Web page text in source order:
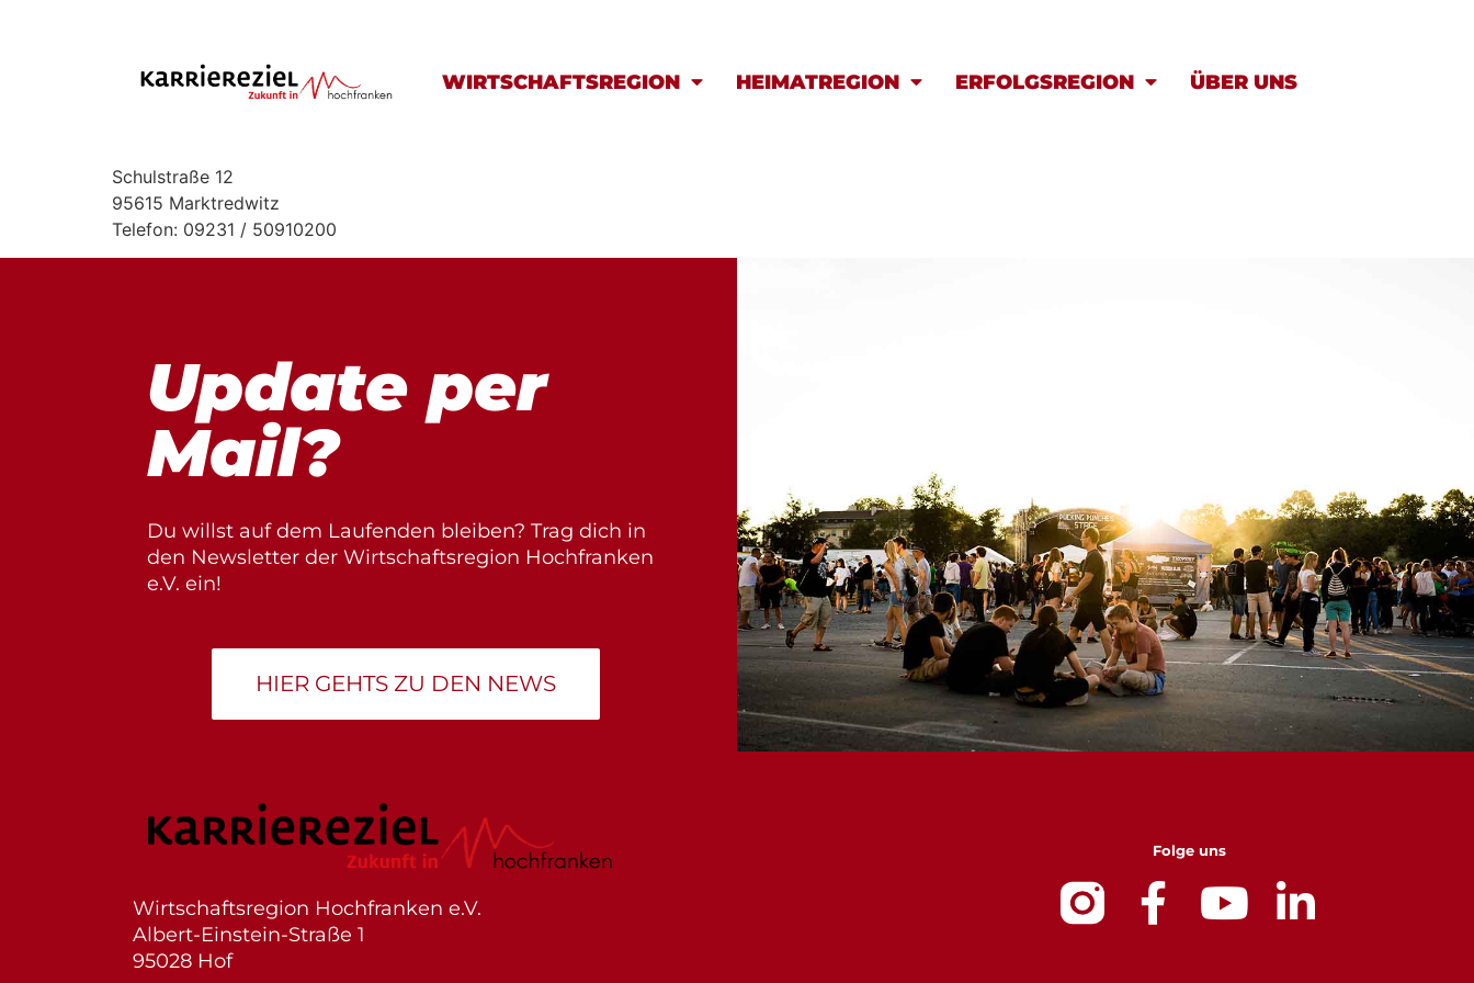
WIRTSCHAFTSREGION HEIMATREGION ERFOLGSREGION ÜBER UNS
Schulstraße 12
95615 Marktredwitz
Telefon: 09231 / 50910200
Update per
Mail?
Du willst auf dem Laufenden bleiben? Trag dich in
den Newsletter der Wirtschaftsregion Hochfranken
e.V. ein!
HIER GEHTS ZU DEN NEWS
Wirtschaftsregion Hochfranken e.V.
Albert-Einstein-Straße 1
95028 Hof
Folge uns